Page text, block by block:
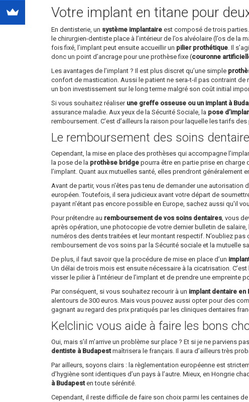
Votre implant en titane pour
En dentisterie, un système implantaire est composé de trois
le chirurgien-dentiste place à l’intérieur de l’os alvéolaire (l’os de
fois fixé, l’implant peut ensuite accueillir un pilier prothétique. Il
donc un point d’ancrage pour une prothèse fixe (couronne
Les avantages de l’implant ? Il est plus discret qu’une simple
confort de mastication. Aussi le patient ne sera-t-il pas contraint
un bon investissement sur le long terme malgré son coût initial
Si vous souhaitez réaliser une greffe osseuse ou un implant à
assurance maladie. Aux yeux de la Sécurité Sociale, la pose
remboursement. C’est d’ailleurs la raison pour laquelle les tarifs
Le remboursement des soins
Cependant, la mise en place des prothèses qui accompagne
la pose de la prothèse bridge pourra être en partie prise en charge
l’implant. Quant aux mutuelles santé, elles prendront
Avant de partir, vous n'êtes pas tenu de demander une
européen. Toutefois, il sera judicieux avant votre départ de
payant n'étant pas encore possible en Europe, sachez aussi qu'il
Pour prétendre au remboursement de vos soins dentaires, vous
après opération, une photocopie de votre dernier bulletin de
numéros des dents traitées et leur montant respectif. N’oubliez
remboursement de vos soins par la Sécurité sociale et la mutuelle
De plus, il faut savoir que la procédure de mise en place d’un
Un délai de trois mois est ensuite nécessaire à la cicatrisation.
visser le pilier à l’intérieur de l’implant et de prendre une empreinte
Par conséquent, si vous souhaitez recourir à un implant dentaire en
alentours de 300 euros. Mais vous pouvez aussi opter pour des
gagnant au regard des prix pratiqués par les cliniques dentaires
Kelclinic vous aide à faire les bons
Oui, mais s’il m’arrive un problème sur place ? Et si je ne parviens
dentiste à Budapestmaîtrisera le français. Il aura d’ailleurs très
Par ailleurs, soyons clairs : la règlementation européenne est
d’hygiène sont identiques d’un pays à l’autre. Mieux, en Hongrie
à Budapesten toute sérénité.
Cependant, il reste difficile de faire son choix parmi les centaines